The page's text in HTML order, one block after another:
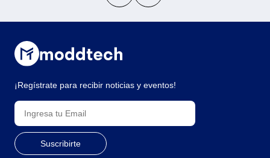
¡Regístrate para recibir noticias y eventos!